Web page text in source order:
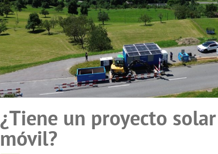
¿Tiene un proyecto solar
móvil?